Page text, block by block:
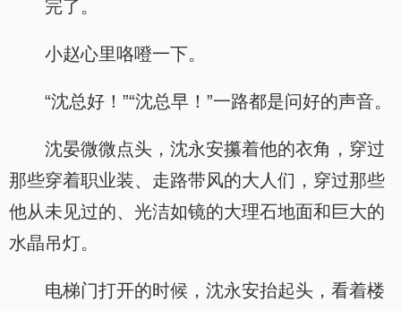
完了。
小赵心里咯噔一下。
“沈总好！”“沈总早！”一路都是问好的声音。
沈晏微微点头，沈永安攥着他的衣角，穿过
那些穿着职业装、走路带风的大人们，穿过那些
他从未见过的、光洁如镜的大理石地面和巨大的
水晶吊灯。
电梯门打开的时候，沈永安抬起头，看着楼